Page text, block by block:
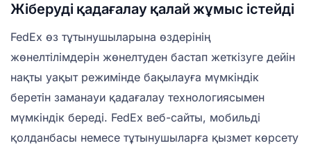
Жіберуді қадағалау қалай жұмыс істейді
FedEx өз тұтынушыларына өздерінің
жөнелтілімдерін жөнелтуден бастап жеткізуге дейін
нақты уақыт режимінде бақылауға мүмкіндік
беретін заманауи қадағалау технологиясымен
мүмкіндік береді. FedEx веб-сайты, мобильді
қолданбасы немесе тұтынушыларға қызмет көрсету